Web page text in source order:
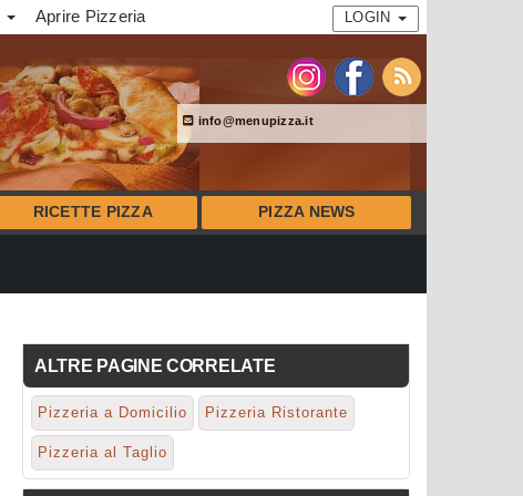
Aprire Pizzeria LOGIN
info@menupizza.it
RICETTE PIZZA PIZZA NEWS
ALTRE PAGINE CORRELATE
Pizzeria a Domicilio Pizzeria Ristorante
Pizzeria al Taglio